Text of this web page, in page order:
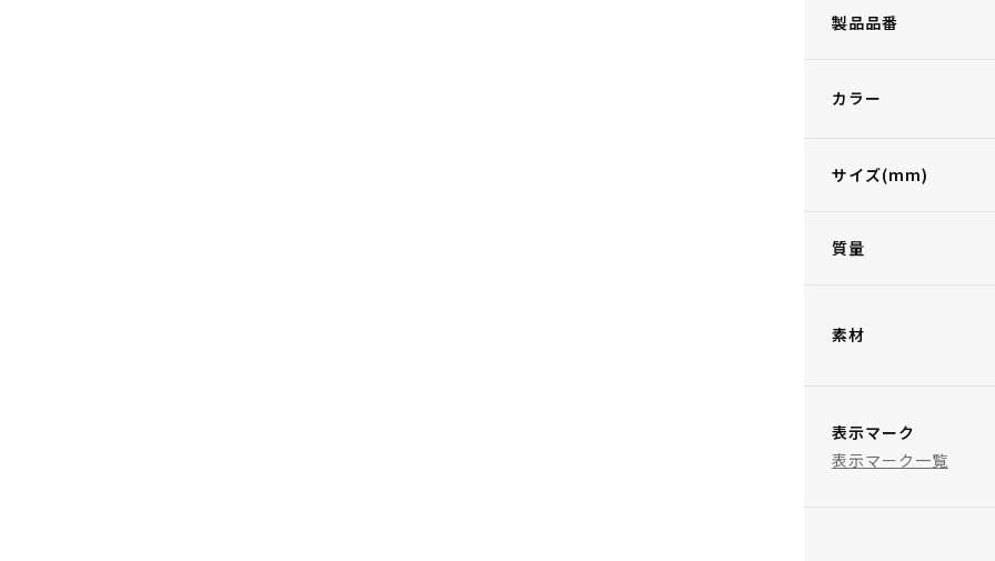
製品品番
カラー
サイズ(mm)
質量
素材
表示マーク
表示マーク一覧